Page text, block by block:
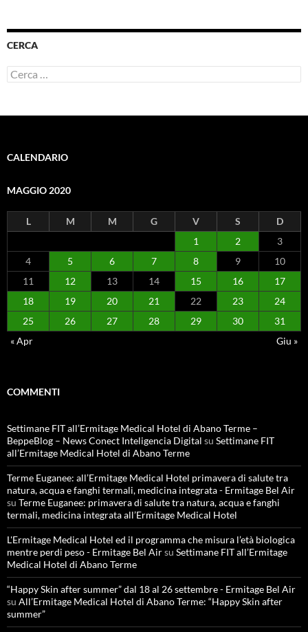
CERCA
Ricerca
per:
CALENDARIO
MAGGIO 2020
L M M G V S
D
1
2
3
4
5 6 7 8 9
10
11
12 13 14 15 16
17
18
19 20 21 22 23
24
25
26 27 28 29 30
31
« Apr
Giu »
COMMENTI
Settimane FIT all’Ermitage Medical Hotel di Abano Terme –
BeppeBlog – News Conect Inteligencia Digital su Settimane FIT
all’Ermitage Medical Hotel di Abano Terme
Terme Euganee: all’Ermitage Medical Hotel primavera di salute tra
natura, acqua e fanghi termali, medicina integrata - Ermitage Bel Air
su Terme Euganee: primavera di salute tra natura, acqua e fanghi
termali, medicina integrata all’Ermitage Medical Hotel
L'Ermitage Medical Hotel ed il programma che misura l’età biologica
mentre perdi peso - Ermitage Bel Airsu Settimane FIT all’Ermitage
Medical Hotel di Abano Terme
“Happy Skin after summer” dal 18 al 26 settembre - Ermitage Bel Air
su All’Ermitage Medical Hotel di Abano Terme: “Happy Skin after
summer”